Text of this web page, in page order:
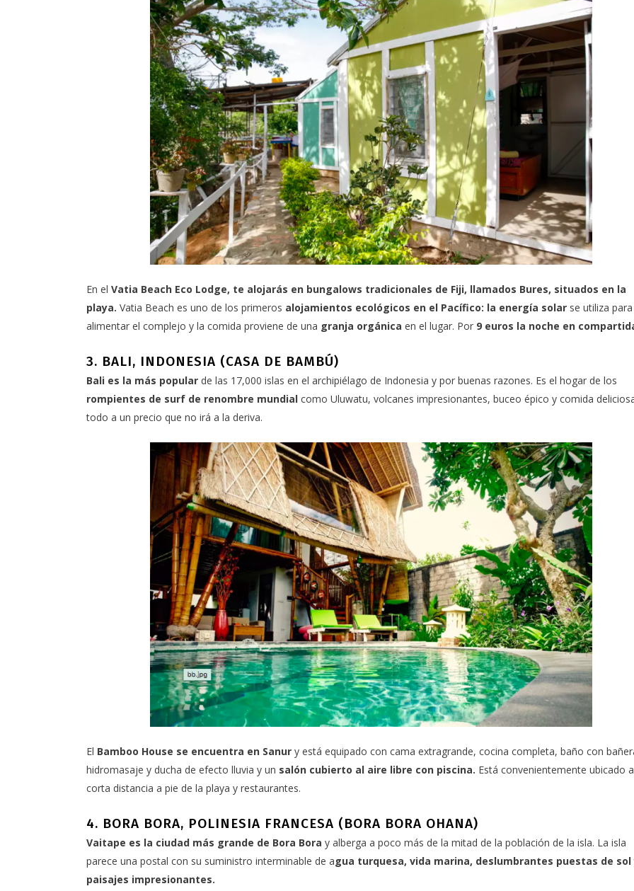
En el Vatia Beach Eco Lodge, te alojarás en bungalows tradicionales de Fiji, llamados Bures, situados en la
playa. Vatia Beach es uno de los primeros alojamientos ecológicos en el Pacífico: la energía solar se utiliza para
alimentar el complejo y la comida proviene de una granja orgánica en el lugar. Por 9 euros la noche en
3. BALI, INDONESIA (CASA DE BAMBÚ)
Bali es la más popular de las 17,000 islas en el archipiélago de Indonesia y por buenas razones. Es el hogar de los
rompientes de surf de renombre mundial como Uluwatu, volcanes impresionantes, buceo épico y comida
todo a un precio que no irá a la deriva.
El Bamboo House se encuentra en Sanur y está equipado con cama extragrande, cocina completa, baño con
hidromasaje y ducha de efecto lluvia y un salón cubierto al aire libre con piscina. Está convenientemente ubicado
corta distancia a pie de la playa y restaurantes.
4. BORA BORA, POLINESIA FRANCESA (BORA BORA OHANA)
Vaitape es la ciudad más grande de Bora Bora y alberga a poco más de la mitad de la población de la isla. La isla
parece una postal con su suministro interminable de agua turquesa, vida marina, deslumbrantes puestas de sol
paisajes impresionantes.